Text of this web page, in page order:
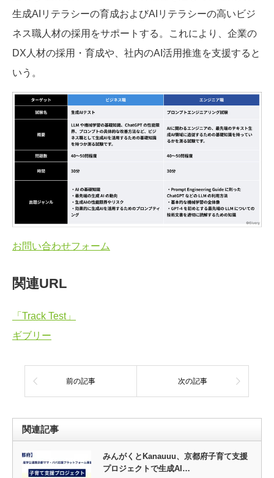
生成AIリテラシーの育成およびAIリテラシーの高いビジ
ネス職人材の採用をサポートする。これにより、企業の
DX人材の採用・育成や、社内のAI活用推進を支援すると
いう。
お問い合わせフォーム
関連URL
「Track Test」
ギブリー
前の記事 次の記事
関連記事
みんがくとKanauuu、京都府子育て支援
プロジェクトで生成AI…